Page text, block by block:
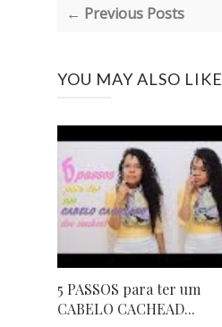
← Previous Posts
YOU MAY ALSO LIKE
5 PASSOS para ter um
CABELO CACHEAD...